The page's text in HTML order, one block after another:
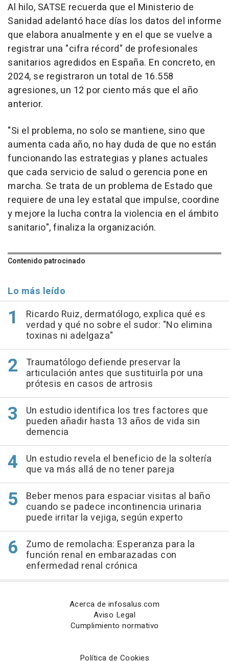
Al hilo, SATSE recuerda que el Ministerio de
Sanidad adelantó hace días los datos del informe
que elabora anualmente y en el que se vuelve a
registrar una "cifra récord" de profesionales
sanitarios agredidos en España. En concreto, en
2024, se registraron un total de 16.558
agresiones, un 12 por ciento más que el año
anterior.
"Si el problema, no solo se mantiene, sino que
aumenta cada año, no hay duda de que no están
funcionando las estrategias y planes actuales
que cada servicio de salud o gerencia pone en
marcha. Se trata de un problema de Estado que
requiere de una ley estatal que impulse, coordine
y mejore la lucha contra la violencia en el ámbito
sanitario", finaliza la organización.
Contenido patrocinado
Lo más leído
Ricardo Ruiz, dermatólogo, explica qué es
verdad y qué no sobre el sudor: "No elimina
toxinas ni adelgaza"
Traumatólogo defiende preservar la
articulación antes que sustituirla por una
prótesis en casos de artrosis
Un estudio identifica los tres factores que
pueden añadir hasta 13 años de vida sin
demencia
Un estudio revela el beneficio de la soltería
que va más allá de no tener pareja
Beber menos para espaciar visitas al baño
cuando se padece incontinencia urinaria
puede irritar la vejiga, según experto
Zumo de remolacha: Esperanza para la
función renal en embarazadas con
enfermedad renal crónica
Acerca de infosalus.com
Aviso Legal
Cumplimiento normativo
Política de Cookies